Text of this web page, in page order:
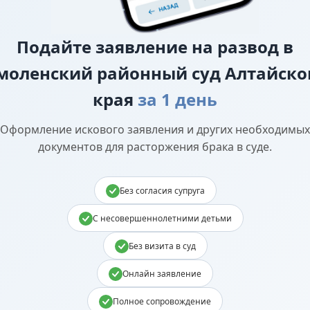
Подайте заявление на развод в
районный суд
края за 1 день
Оформление искового заявления и других необходимых
документов для расторжения брака в суде.
Без согласия супруга
С несовершеннолетними детьми
Без визита в суд
Онлайн заявление
Полное сопровождение